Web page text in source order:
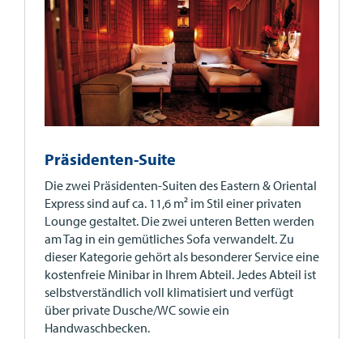
Präsidenten-Suite
Die zwei Präsidenten-Suiten des Eastern & Oriental
Express sind auf ca. 11,6 m² im Stil einer privaten
Lounge gestaltet. Die zwei unteren Betten werden
am Tag in ein gemütliches Sofa verwandelt. Zu
dieser Kategorie gehört als besonderer Service eine
kostenfreie Minibar in Ihrem Abteil. Jedes Abteil ist
selbstverständlich voll klimatisiert und verfügt
über private Dusche/WC sowie ein
Handwaschbecken.